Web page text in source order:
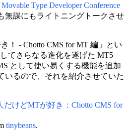
Movable Type Developer Conference
無謀にもライトニングトークさせ
！ - Chotto CMS for MT 編」とい
てさらなる進化を遂げた MT5
として使い易くする機能を追加
いるので、それを紹介させていた
だけどMTが好き：Chotto CMS for
tinybeans.